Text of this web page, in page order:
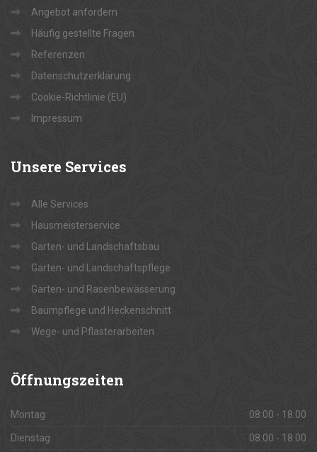
Angebot anfordern
Häufig gestellte Fragen
Referenzen
Datenschutzerklärung
Cookie-Richtlinie (EU)
Impressum
Unsere Services
Alle Services
Hausmeisterservice
Garten- und Landschaftsbau
Garten- und Landschaftspflege
Garten- und Rasenbewässerung
Baumpflege und Heckenschnitt
Wege- und Pflasterarbeiten
Öffnungszeiten
Montag 08:00 - 18:00
Dienstag 08:00 - 18:00